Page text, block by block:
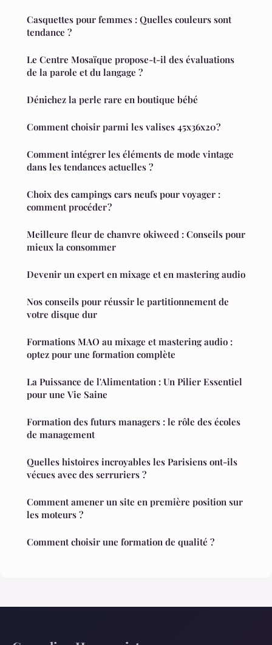
Casquettes pour femmes : Quelles couleurs sont
tendance ?
Le Centre Mosaïque propose-t-il des évaluations
de la parole et du langage ?
Dénichez la perle rare en boutique bébé
Comment choisir parmi les valises 45x36x20?
Comment intégrer les éléments de mode vintage
dans les tendances actuelles ?
Choix des campings cars neufs pour voyager :
comment procéder ?
Meilleure fleur de chanvre okiweed : Conseils pour
mieux la consommer
Devenir un expert en mixage et en mastering audio
Nos conseils pour réussir le partitionnement de
votre disque dur
Formations MAO au mixage et mastering audio :
optez pour une formation complète
La Puissance de l'Alimentation : Un Pilier Essentiel
pour une Vie Saine
Formation des futurs managers : le rôle des écoles
de management
Quelles histoires incroyables les Parisiens ont-ils
vécues avec des serruriers ?
Comment amener un site en première position sur
les moteurs ?
Comment choisir une formation de qualité ?